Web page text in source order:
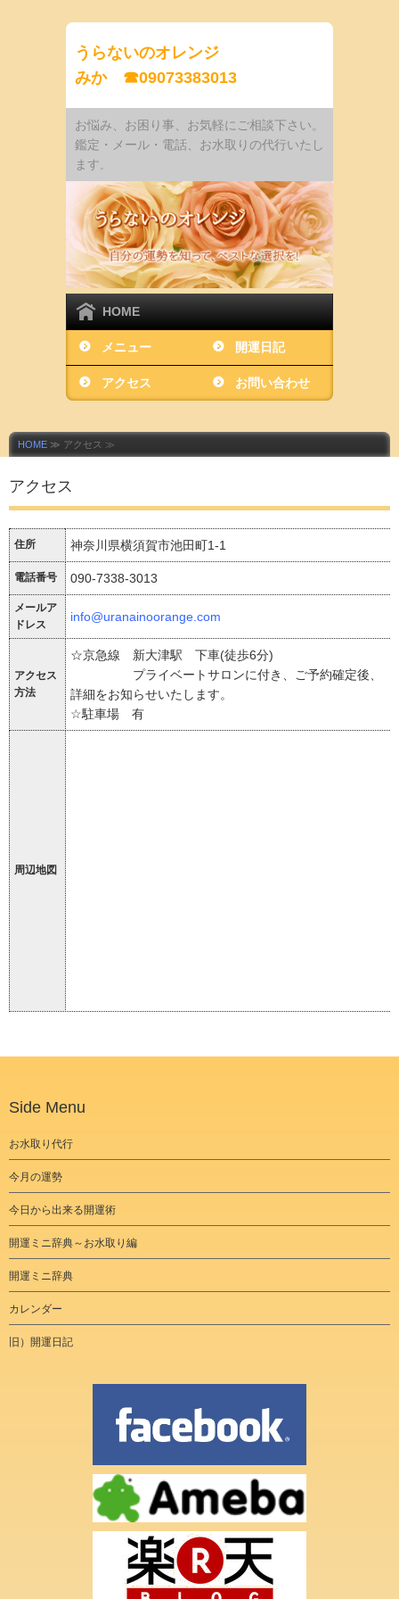
うらないのオレンジ
みか ☎09073383013
お悩み、お困り事、お気軽にご相談下さい。
鑑定・メール・電話、お水取りの代行いたし
ます
HOME
メニュー 開運日記
アクセス お問い合わせ
HOME ≫ アクセス ≫
アクセス
住所 神奈川県横須賀市池田町1-1
電話番号 090-7338-3013
メールア
ドレス
info@uranainoorange.com
アクセス
方法
☆京急線 新大津駅 下車(徒歩6分)
プライベートサロンに付き、ご予約確定後、
詳細をお知らせいたします。
☆駐車場 有
周辺地図
Side Menu
お水取り代行
今月の運勢
今日から出来る開運術
開運ミニ辞典～お水取り編
開運ミニ辞典
カレンダー
旧）開運日記